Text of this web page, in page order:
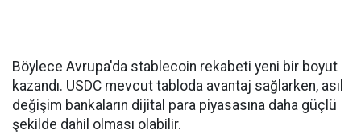
Böylece Avrupa'da stablecoin rekabeti yeni bir boyut
kazandı. USDC mevcut tabloda avantaj sağlarken, asıl
değişim bankaların dijital para piyasasına daha güçlü
şekilde dahil olması olabilir.